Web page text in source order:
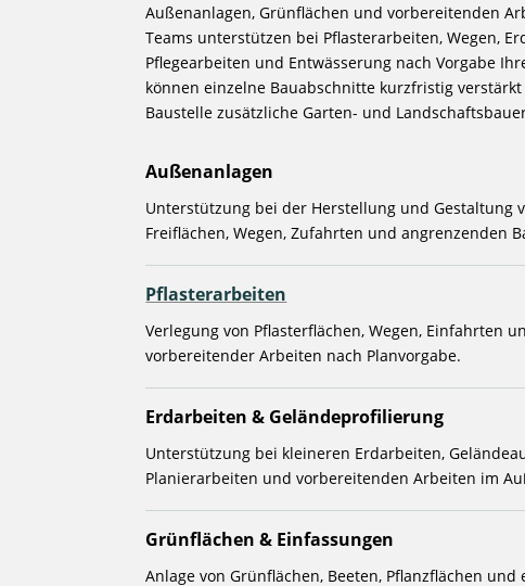
Außenanlagen, Grünflächen und vorbereitenden
Teams unterstützen bei Pflasterarbeiten, Wegen,
Pflegearbeiten und Entwässerung nach Vorgabe
können einzelne Bauabschnitte kurzfristig
Baustelle zusätzliche Garten- und
Außenanlagen
Unterstützung bei der Herstellung und Gestaltung
Freiflächen, Wegen, Zufahrten und angrenzenden
Pflasterarbeiten
Verlegung von Pflasterflächen, Wegen, Einfahrten
vorbereitender Arbeiten nach Planvorgabe.
Erdarbeiten & Geländeprofilierung
Unterstützung bei kleineren Erdarbeiten,
Planierarbeiten und vorbereitenden Arbeiten im
Grünflächen & Einfassungen
Anlage von Grünflächen, Beeten, Pflanzflächen und